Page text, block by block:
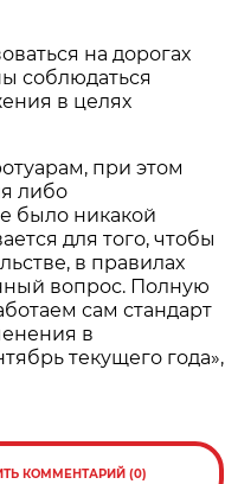
на дорогах
соблюдаться
в целях
при этом
либо
было никакой
для того, чтобы
в правилах
вопрос. Полную
сам стандарт
в
текущего года»,
КОММЕНТАРИЙ (0)